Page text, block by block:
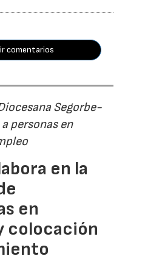
comentarios
Segorbe-
personas en
en la
en
colocación